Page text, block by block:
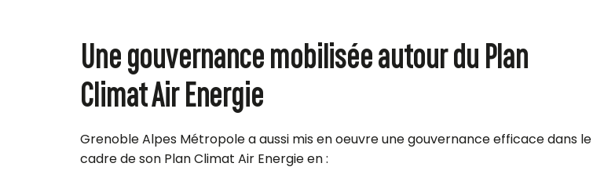
Une gouvernance mobilisée autour du Plan
Climat Air Energie
Grenoble Alpes Métropole a aussi mis en oeuvre une gouvernance efficace dans le
cadre de son Plan Climat Air Energie en :